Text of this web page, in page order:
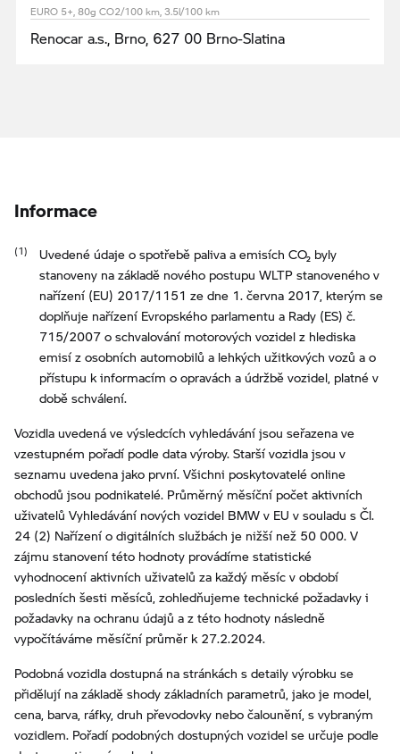
EURO 5+, 80g CO2/100 km, 3.5l/100 km
Renocar a.s., Brno, 627 00 Brno-Slatina
Informace
Uvedené údaje o spotřebě paliva a emisích CO₂ byly
stanoveny na základě nového postupu WLTP stanoveného v
nařízení (EU) 2017/1151 ze dne 1. června 2017, kterým se
doplňuje nařízení Evropského parlamentu a Rady (ES) č.
715/2007 o schvalování motorových vozidel z hlediska
emisí z osobních automobilů a lehkých užitkových vozů a o
přístupu k informacím o opravách a údržbě vozidel, platné v
době schválení.
Vozidla uvedená ve výsledcích vyhledávání jsou seřazena ve
vzestupném pořadí podle data výroby. Starší vozidla jsou v
seznamu uvedena jako první. Všichni poskytovatelé online
obchodů jsou podnikatelé. Průměrný měsíční počet aktivních
uživatelů Vyhledávání nových vozidel BMW v EU v souladu s Čl.
24 (2) Nařízení o digitálních službách je nižší než 50 000. V
zájmu stanovení této hodnoty provádíme statistické
vyhodnocení aktivních uživatelů za každý měsíc v období
posledních šesti měsíců, zohledňujeme technické požadavky i
požadavky na ochranu údajů a z této hodnoty následně
vypočítáváme měsíční průměr k 27.2.2024.
Podobná vozidla dostupná na stránkách s detaily výrobku se
přidělují na základě shody základních parametrů, jako je model,
cena, barva, ráfky, druh převodovky nebo čalounění, s vybraným
vozidlem. Pořadí podobných dostupných vozidel se určuje podle